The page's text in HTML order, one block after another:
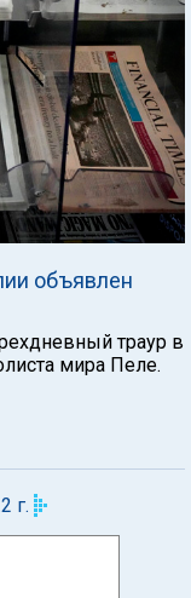
объявлен
траур в
мира Пеле.
г.